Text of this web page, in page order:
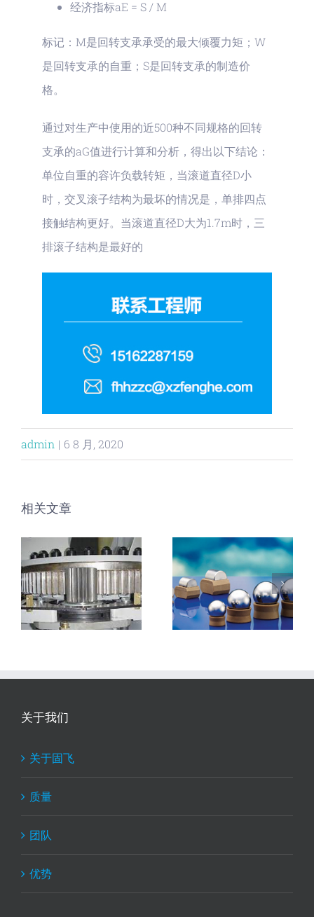
经济指标aE = S / M
标记：M是回转支承承受的最大倾覆力矩；W
是回转支承的自重；S是回转支承的制造价
格。
通过对生产中使用的近500种不同规格的回转
支承的aG值进行计算和分析，得出以下结论：
单位自重的容许负载转矩，当滚道直径D小
时，交叉滚子结构为最坏的情况是，单排四点
接触结构更好。当滚道直径D大为1.7m时，三
排滚子结构是最好的
admin | 6 8 月, 2020
相关文章
关于我们
关于固飞
质量
团队
优势